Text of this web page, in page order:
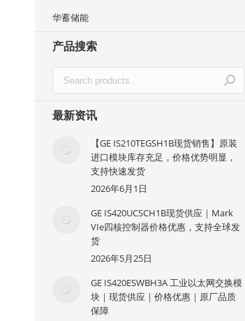
华蓄储能
产品搜索
最新资讯
【GE IS210TEGSH1B现货销售】原装
进口模块库存充足，价格优势明显，
支持快速发货
2026年6月1日
GE IS420UCSCH1B现货供应｜Mark
VIe四核控制器价格优惠，支持全球发
货
2026年5月25日
GE IS420ESWBH3A 工业以太网交换模
块｜现货供应｜价格优惠｜原厂品质
保障